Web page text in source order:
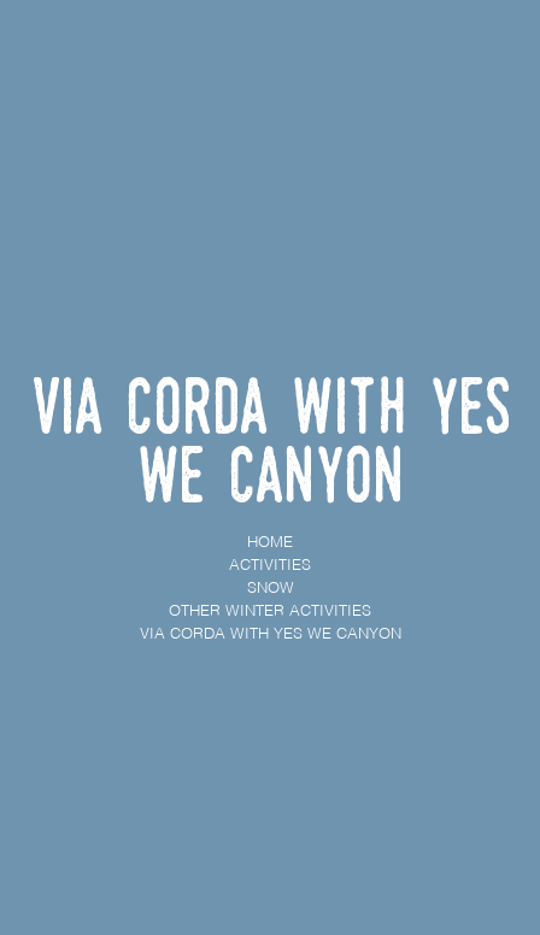
Via Corda with Yes
We Canyon
HOME
ACTIVITIES
SNOW
OTHER WINTER ACTIVITIES
VIA CORDA WITH YES WE CANYON